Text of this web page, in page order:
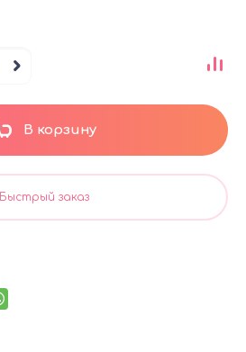
В корзину
Быстрый заказ